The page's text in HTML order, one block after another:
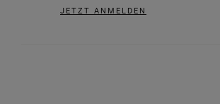
JETZT ANMELDEN